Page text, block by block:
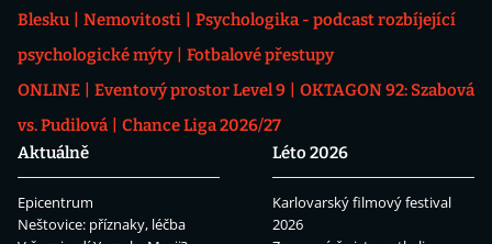
Blesku
Nemovitosti
Psychologika - podcast rozbíjející
psychologické mýty
Fotbalové přestupy
ONLINE
Eventový prostor Level 9
OKTAGON 92: Szabová
vs. Pudilová
Chance Liga 2026/27
Aktuálně
Epicentrum
Neštovice: příznaky, léčba
Léto 2026
Karlovarský filmový festival
2026